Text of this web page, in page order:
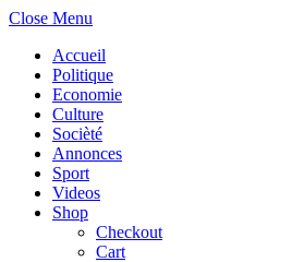
Close Menu
Accueil
Politique
Economie
Culture
Socièté
Annonces
Sport
Videos
Shop
Checkout
Cart